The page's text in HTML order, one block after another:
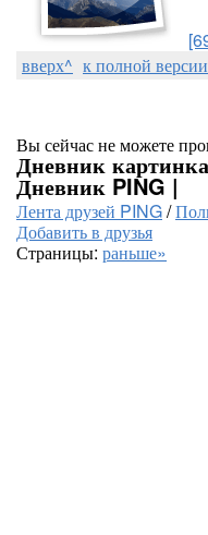
вверх^ к полной версии
Вы сейчас не можете
Дневник
Дневник PING |
Лента друзей PING/
Добавить в друзья
Страницы: раньше»